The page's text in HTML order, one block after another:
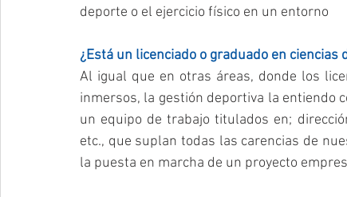
deporte o el ejercicio físico en un entorno
¿Está un licenciado o graduado en
Al igual que en otras áreas, donde los
inmersos, la gestión deportiva la entiendo
un equipo de trabajo titulados en;
etc., que suplan todas las carencias de
la puesta en marcha de un proyecto